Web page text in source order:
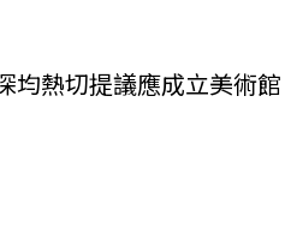
均熱切提議應成立美術館